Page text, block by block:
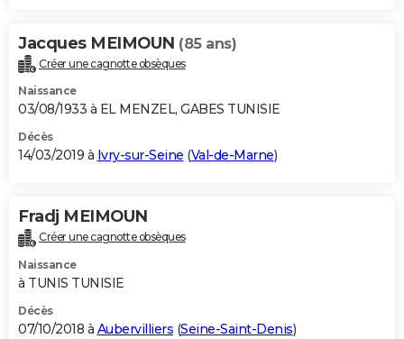
Jacques MEIMOUN (85 ans)
Créer une cagnotte obsèques
Naissance
03/08/1933 à EL MENZEL, GABES TUNISIE
Décès
14/03/2019 à Ivry-sur-Seine (Val-de-Marne)
Fradj MEIMOUN
Créer une cagnotte obsèques
Naissance
à TUNIS TUNISIE
Décès
07/10/2018 à Aubervilliers (Seine-Saint-Denis)